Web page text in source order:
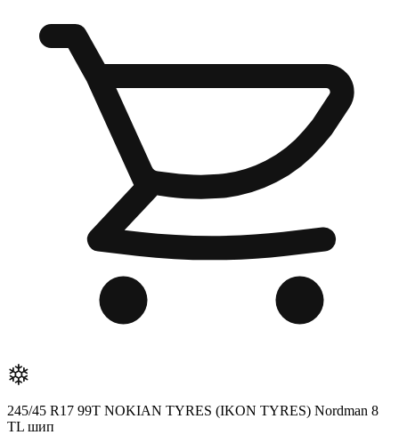
245/45 R17 99T NOKIAN TYRES (IKON TYRES) Nordman 8
TL шип